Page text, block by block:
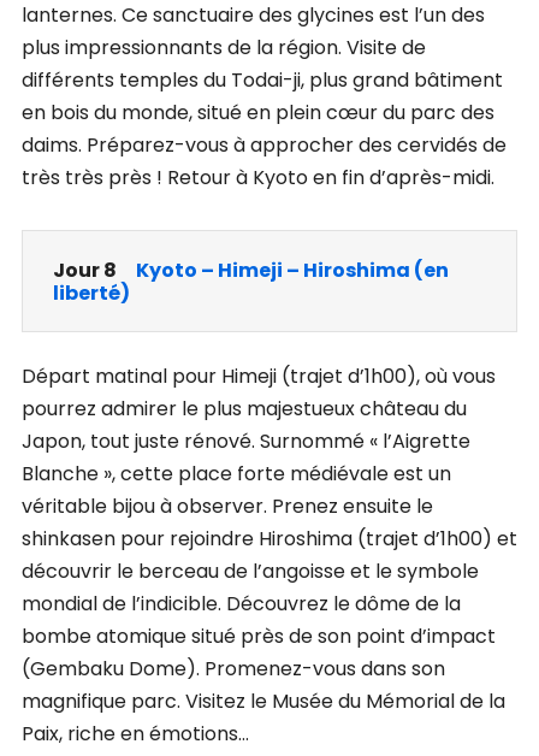
lanternes. Ce sanctuaire des glycines est l’un des
plus impressionnants de la région. Visite de
différents temples du Todai-ji, plus grand bâtiment
en bois du monde, situé en plein cœur du parc des
daims. Préparez-vous à approcher des cervidés de
très très près ! Retour à Kyoto en fin d’après-midi.
Jour 8
Kyoto – Himeji – Hiroshima (en
liberté)
Départ matinal pour Himeji (trajet d’1h00), où vous
pourrez admirer le plus majestueux château du
Japon, tout juste rénové. Surnommé « l’Aigrette
Blanche », cette place forte médiévale est un
véritable bijou à observer. Prenez ensuite le
shinkasen pour rejoindre Hiroshima (trajet d’1h00) et
découvrir le berceau de l’angoisse et le symbole
mondial de l’indicible. Découvrez le dôme de la
bombe atomique situé près de son point d’impact
(Gembaku Dome). Promenez-vous dans son
magnifique parc. Visitez le Musée du Mémorial de la
Paix, riche en émotions…